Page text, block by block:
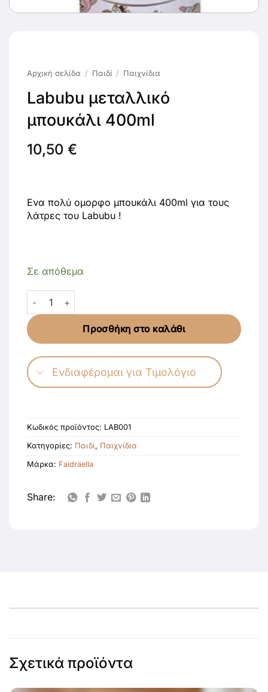
Αρχική σελίδα / Παιδί / Παιχνίδια
Labubu μεταλλικό
μπουκάλι 400ml
10,50 €
Ενα πολύ ομορφο μπουκάλι 400ml για τους
λάτρες του Labubu !
Σε απόθεμα
Labubu μεταλλικό μπουκάλι 400ml ποσότητα
Προσθήκη στο καλάθι
Ενδιαφέρομαι για Τιμολόγιο
Κωδικός προϊόντος: LAB001
Κατηγορίες: Παιδί, Παιχνίδια
Μάρκα: Faidraella
Share:
Σχετικά προϊόντα